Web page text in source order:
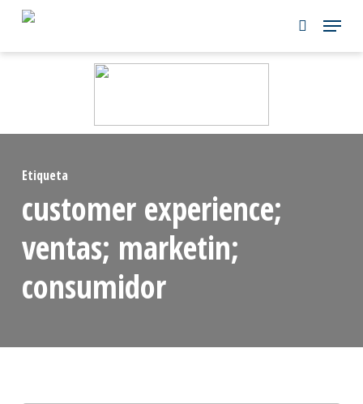
Skip
Etiqueta
customer experience;
ventas; marketin;
consumidor